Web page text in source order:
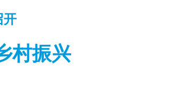
开
村振兴